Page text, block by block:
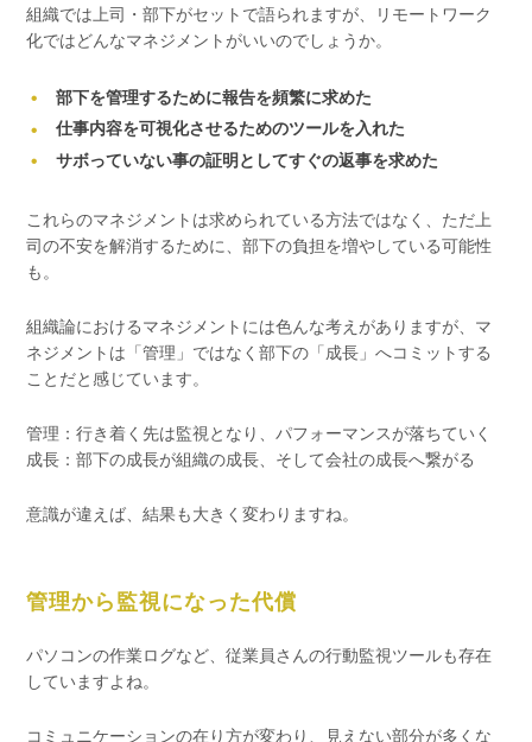
組織では上司・部下がセットで語られますが、リモートワーク
化ではどんなマネジメントがいいのでしょうか。
部下を管理するために報告を頻繁に求めた
仕事内容を可視化させるためのツールを入れた
サボっていない事の証明としてすぐの返事を求めた
これらのマネジメントは求められている方法ではなく、ただ上
司の不安を解消するために、部下の負担を増やしている可能性
も。
組織論におけるマネジメントには色んな考えがありますが、マ
ネジメントは「管理」ではなく部下の「成長」へコミットする
ことだと感じています。
管理：行き着く先は監視となり、パフォーマンスが落ちていく
成長：部下の成長が組織の成長、そして会社の成長へ繋がる
意識が違えば、結果も大きく変わりますね。
管理から監視になった代償
パソコンの作業ログなど、従業員さんの行動監視ツールも存在
していますよね。
コミュニケーションの在り方が変わり、見えない部分が多くな